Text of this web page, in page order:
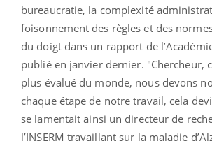
bureaucratie, la complexité
foisonnement des règles et des
du doigt dans un rapport de
publié en janvier dernier. "Chercheur,
plus évalué du monde, nous devons
chaque étape de notre travail, cela
se lamentait ainsi un directeur de
l’INSERM travaillant sur la maladie